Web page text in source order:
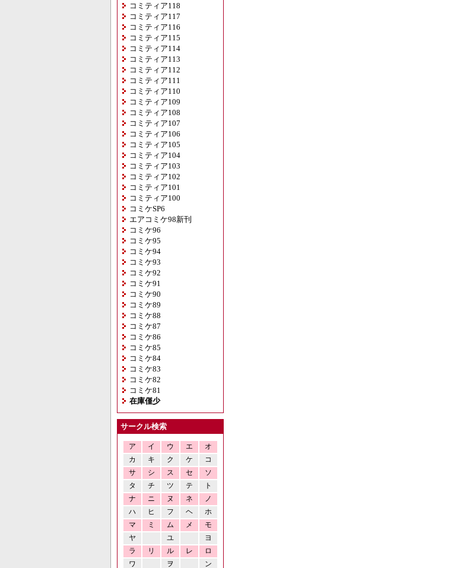
コミティア118
コミティア117
コミティア116
コミティア115
コミティア114
コミティア113
コミティア112
コミティア111
コミティア110
コミティア109
コミティア108
コミティア107
コミティア106
コミティア105
コミティア104
コミティア103
コミティア102
コミティア101
コミティア100
コミケSP6
エアコミケ98新刊
コミケ96
コミケ95
コミケ94
コミケ93
コミケ92
コミケ91
コミケ90
コミケ89
コミケ88
コミケ87
コミケ86
コミケ85
コミケ84
コミケ83
コミケ82
コミケ81
在庫僅少
サークル検索
ア イ ウ エ
オ
カ
キ ク ケ
コ
サ
シ ス セ
ソ
タ
チ ツ テ
ト
ナ
ニ ヌ ネ
ノ
ハ
ヒ フ ヘ
ホ
マ
ミ ム メ
モ
ヤ
ユ
ヨ
ラ
リ ル レ
ロ
ワ
ヲ ン